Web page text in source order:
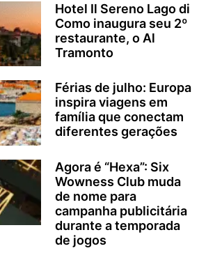
Hotel Il Sereno Lago di
Como inaugura seu 2º
restaurante, o Al
Tramonto
Férias de julho: Europa
inspira viagens em
família que conectam
diferentes gerações
Agora é “Hexa”: Six
Wowness Club muda
de nome para
campanha publicitária
durante a temporada
de jogos